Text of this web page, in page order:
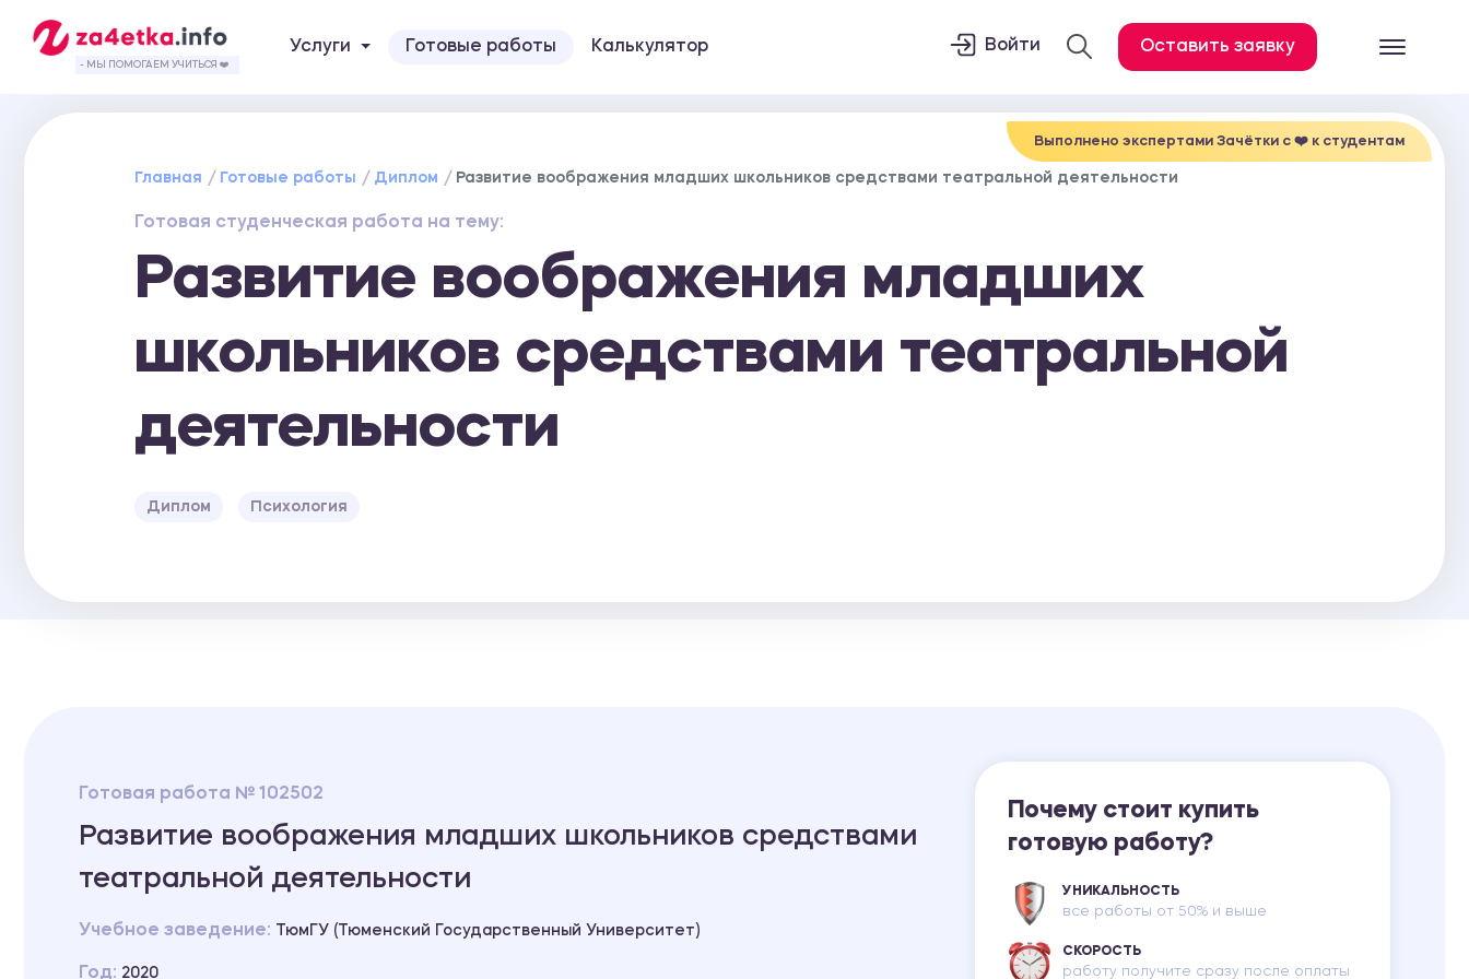
Все услуги
Отчет по практике
- МЫ ПОМОГАЕМ УЧИТЬСЯ ❤️
Услуги Готовые работы Калькулятор Войти Оставить заявку
Выполнено экспертами Зачётки c ❤️ к студентам
Главная Готовые работы Диплом Развитие воображения младших школьников средствами театральной деятельности
Готовая студенческая работа на тему:
Развитие воображения младших
школьников средствами театральной
деятельности
Диплом Психология
Готовая работа № 102502
Развитие воображения младших школьников средствами
театральной деятельности
Учебное заведение: ТюмГУ (Тюменский Государственный Университет)
Год: 2020
Почему стоит купить
готовую работу?
УНИКАЛЬНОСТЬ
все работы от 50% и выше
СКОРОСТЬ
работу получите сразу после оплаты